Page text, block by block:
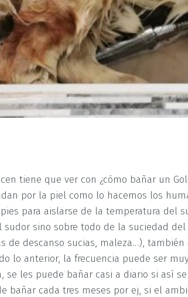
tiene que ver con ¿cómo bañar un
por la piel como lo hacemos los
para aislarse de la temperatura del
sino sobre todo de la suciedad
de descanso sucias, maleza…), también
lo anterior, la frecuencia puede ser
se les puede bañar casi a diario si así
bañar cada tres meses por ej, si el